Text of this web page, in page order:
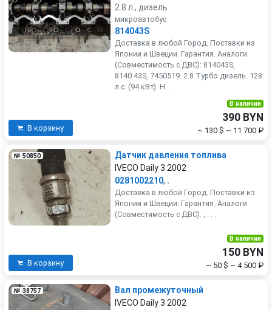
2.8 л., дизель
микроавтобус
814043S
Доставка в любой Город. Поставки из
Японии и Швеции. Гарантия. Аналоги
(Совместимость с ДВС): 814043S,
8140.43S, 7450519. 2.8 Турбо дизель. 128
л.с. (94 кВт). Н...
В корзину
В наличии
390 BYN
~ 130 $ ~ 11 700 ₽
№ 50850
Датчик давления топлива
IVECO Daily 3 2002
0281002210, .
Доставка в любой Город. Поставки из
Японии и Швеции. Гарантия. Аналоги
(Совместимость с ДВС): , . . .
В корзину
В наличии
150 BYN
~ 50 $ ~ 4 500 ₽
№ 38757
Вал промежуточный
IVECO Daily 3 2002